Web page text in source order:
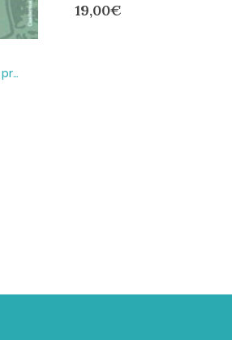
Anarquismo y educación : la propuesta sociopolítica de la pedagogía libertaria
19,00€